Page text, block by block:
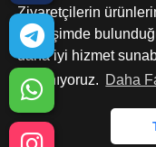
Ziyaretçilerin
etkileşimde
daha iyi hizmet
kullanıyoruz. Daha
Kat:1 Daire: 108
Merkez/